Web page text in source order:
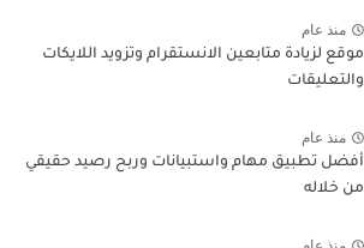
منذ عام
موقع لزيادة متابعين الانستقرام وتزويد اللايكات
والتعليقات
منذ عام
أفضل تطبيق مهام واستبيانات وربح رصيد حقيقي
من خلاله